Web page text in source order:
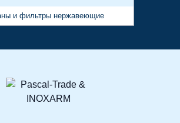
и фильтры нержавеющие